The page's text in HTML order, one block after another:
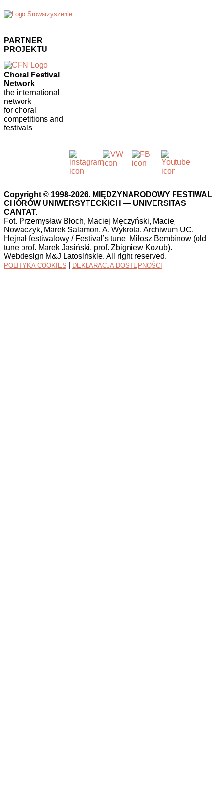
PARTNER
PROJEKTU
Choral Festival
Network
the international
network
for choral
competitions and
festivals
Copyright © 1998-2026. MIĘDZYNARODOWY FESTIWAL
CHÓRÓW UNIWERSYTECKICH — UNIVERSITAS
CANTAT.
Fot. Przemysław Błoch, Maciej Męczyński, Maciej
Nowaczyk, Marek Salamon, A. Wykrota, Archiwum UC.
Hejnał festiwalowy / Festival’s tune Miłosz Bembinow (old
tune prof. Marek Jasiński, prof. Zbigniew Kozub).
Webdesign M&J Latosińskie. All right reserved.
POLITYKA COOKIES DEKLARACJA DOSTĘPNOŚCI